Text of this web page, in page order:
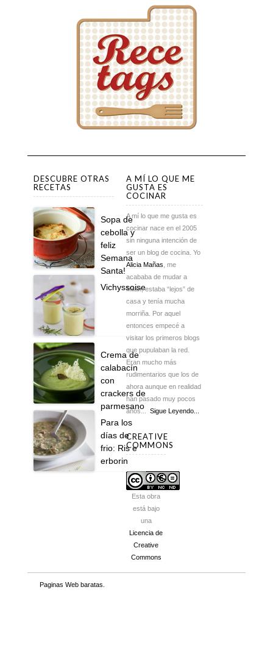
DESCUBRE OTRAS
RECETAS
Sopa de
cebolla y
feliz
Semana
Santa!
Vichyssoise
Crema de
calabacín
con
crackers de
parmesano
Para los
días de
frio: Ris e
erborin
A MÍ LO QUE ME
GUSTA ES
COCINAR
A mí lo que me gusta es
cocinar nace en el 2005
sin ninguna intención de
ser un blog de cocina. Yo
Alicia Mañas, me
acababa de mudar a
Milán, estaba “lejos” de
casa y tenía mucha
morriña. Por aquel
entonces empecé a
visitar los primeros blogs
que pupulaban la red.
Eran mucho más
rudimentarios que los de
ahora aunque en realidad
han pasado muy pocos
años...Sigue Leyendo...
CREATIVE
COMMONS
Esta obra
está bajo
una
Licencia de
Creative
Commons
Paginas Web baratas.